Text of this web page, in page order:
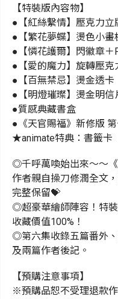
【特裝版內容物】
●【紅絲繫情】壓克力立
●【繁花夢蝶】燙色小畫
●【憐花護爾】閃徽章＋
●【愛的魔力】旋轉壓克
●【百無禁忌】燙金透卡
●【明燈璀璨】燙金明信
●質感典藏書盒
●《天官賜福》新修版
★animate特典：書籤卡
◎千呼萬喚始出來～～
作者親自操刀修潤全文
完整保留💝
◎超豪華繪師陣容！特
收藏價值100%！
◎第六集收錄五篇番外、
及兩篇作者後記。
【預購注意事項】
※預購品恕不受理退款